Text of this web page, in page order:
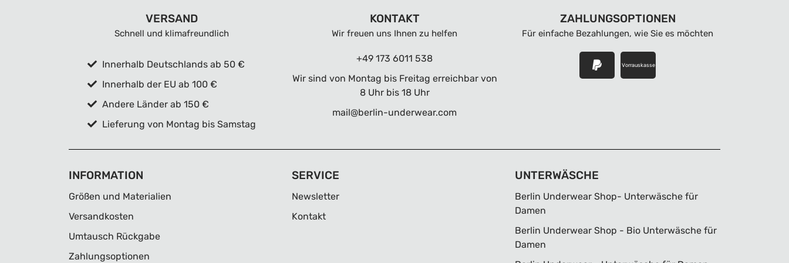
VERSAND
Schnell und klimafreundlich
Innerhalb Deutschlands ab 50 €
Innerhalb der EU ab 100 €
Andere Länder ab 150 €
Lieferung von Montag bis Samstag
KONTAKT
Wir freuen uns Ihnen zu helfen
+49 173 6011 538
Wir sind von Montag bis Freitag erreichbar von
8 Uhr bis 18 Uhr
mail@berlin-underwear.com
ZAHLUNGSOPTIONEN
Für einfache Bezahlungen, wie Sie es möchten
Vorrauskasse
INFORMATION
Größen und Materialien
Versandkosten
Umtausch Rückgabe
Zahlungsoptionen
SERVICE
Newsletter
Kontakt
UNTERWÄSCHE
Berlin Underwear Shop- Unterwäsche für
Damen
Berlin Underwear Shop - Bio Unterwäsche für
Damen